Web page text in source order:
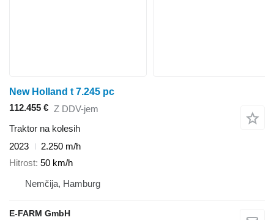
New Holland t 7.245 pc
112.455 € Z DDV-jem
Traktor na kolesih
2023
2.250 m/h
Hitrost 50 km/h
Nemčija, Hamburg
E-FARM GmbH